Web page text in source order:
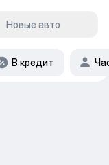
Новые авто
В кредит